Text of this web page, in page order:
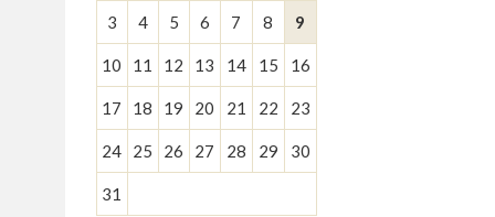
3 4 5 6 7 8 9
10 11 12 13 14 15 16
17 18 19 20 21 22 23
24 25 26 27 28 29 30
31